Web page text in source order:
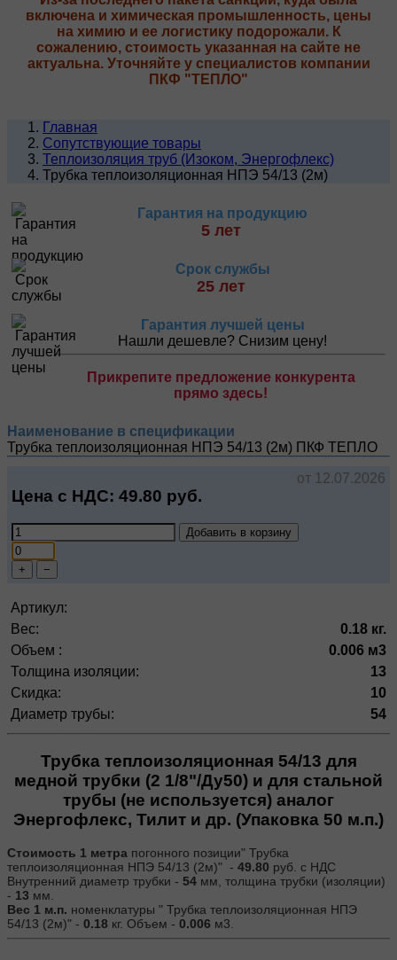
включена и химическая промышленность, цены
на химию и ее логистику подорожали. К
сожалению, стоимость указанная на сайте не
актуальна. Уточняйте у специалистов компании
ПКФ "ТЕПЛО"
Главная
Сопутствующие товары
Теплоизоляция труб (Изоком, Энергофлекс)
Трубка теплоизоляционная НПЭ 54/13 (2м)
Гарантия на продукцию
5 лет
Срок службы
25 лет
Гарантия лучшей цены
Нашли дешевле? Снизим цену!
Прикрепите предложение конкурента
прямо здесь!
Наименование в спецификации
Трубка теплоизоляционная НПЭ 54/13 (2м) ПКФ ТЕПЛО
от 12.07.2026
Цена с НДС: 49.80 руб.
Добавить в корзину
+ −
Артикул:
Вес:
0.18 кг.
Объем :
0.006 м3
Толщина изоляции:
13
Скидка:
10
Диаметр трубы:
54
Трубка теплоизоляционная 54/13 для
медной трубки (2 1/8"/Ду50) и для стальной
трубы (не используется) аналог
Энергофлекс, Тилит и др. (Упаковка 50 м.п.)
Стоимость 1 метра погонного позиции" Трубка
теплоизоляционная НПЭ 54/13 (2м)" - 49.80 руб. с НДС
Внутренний диаметр трубки - 54 мм, толщина трубки (изоляции)
- 13 мм.
Вес 1 м.п. номенклатуры " Трубка теплоизоляционная НПЭ
54/13 (2м)" - 0.18 кг. Объем - 0.006 м3.